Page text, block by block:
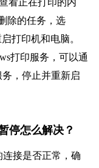
看正在打印的内
除的任务，选
打印机和电脑。
打印服务，可以通
务，停止并重新启
停怎么解决？
接是否正常，确